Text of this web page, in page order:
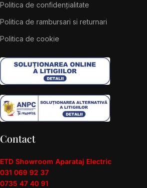
Politica de confidențialitate
Politica de rambursari si returnari
Politica de cookie
Contact
ETD Showroom Aparataj Electric
031 069 92 37
0735 47 40 91